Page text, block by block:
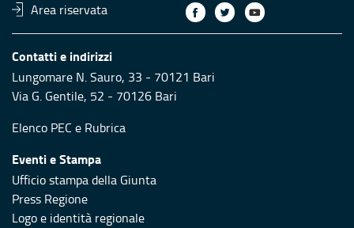
Area riservata
Contatti e indirizzi
Lungomare N. Sauro, 33 - 70121 Bari
Via G. Gentile, 52 - 70126 Bari
Elenco PEC e Rubrica
Eventi e Stampa
Ufficio stampa della Giunta
Press Regione
Logo e identità regionale